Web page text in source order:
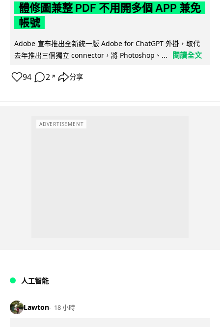
體修圖兼整 PDF 不用開多個 APP 兼免
帳號
Adobe 宣布推出全新統一版 Adobe for ChatGPT 外掛，取代
去年推出三個獨立 connector，將 Photoshop、...
閱讀全文
94 2 ↗ 分享
ADVERTISEMENT
人工智能
Lawton 18 小時